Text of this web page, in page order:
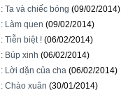
Ta và chiếc bóng (09/02/2014)
Làm quen (09/02/2014)
Tiễn biệt ! (06/02/2014)
Búp xinh (06/02/2014)
Lời dặn của cha (06/02/2014)
Chào xuân (30/01/2014)